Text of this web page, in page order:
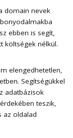
domain nevek
ebben is segít,
költségek nélkül.
elengedhetetlen,
Segítségükkel
adatbázisok
teszik,
az oldalad